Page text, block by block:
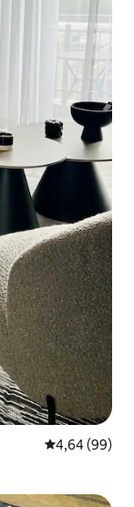
Évaluation
4,64 (99)